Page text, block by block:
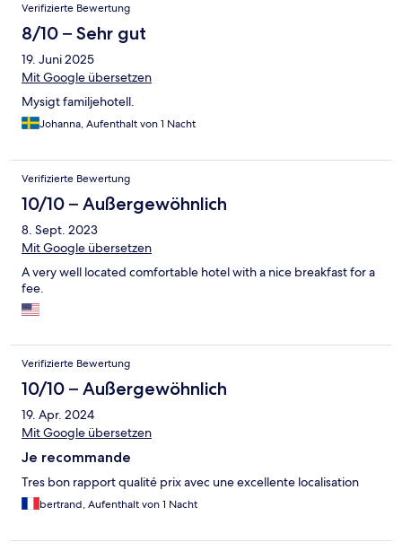
Verifizierte Bewertung
8/10 – Sehr gut
19. Juni 2025
Mit Google übersetzen
Mysigt familjehotell.
Johanna, Aufenthalt von 1 Nacht
Verifizierte Bewertung
10/10 – Außergewöhnlich
8. Sept. 2023
Mit Google übersetzen
A very well located comfortable hotel with a nice breakfast for a
fee.
Verifizierte Bewertung
10/10 – Außergewöhnlich
19. Apr. 2024
Mit Google übersetzen
Je recommande
Tres bon rapport qualité prix avec une excellente localisation
bertrand, Aufenthalt von 1 Nacht